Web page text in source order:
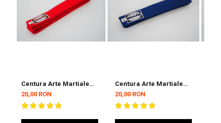
Centura Arte Martiale
Inceptos ARMURA Rosie
20,00 RON
Centura Arte Martiale
Inceptos ARMURA
Albastra
20,00 RON